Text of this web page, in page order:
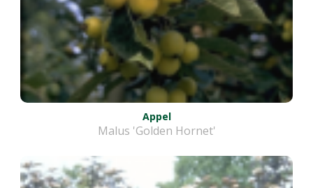
Appel
Malus 'Golden Hornet'